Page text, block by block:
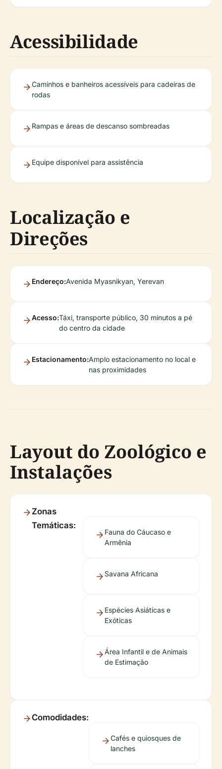
Acessibilidade
Caminhos e banheiros acessíveis para cadeiras de
rodas
Rampas e áreas de descanso sombreadas
Equipe disponível para assistência
Localização e
Direções
Endereço:Avenida Myasnikyan, Yerevan
Acesso:Táxi, transporte público, 30 minutos a pé
do centro da cidade
Estacionamento:Amplo estacionamento no local e
nas proximidades
Layout do Zoológico e
Instalações
Zonas
Temáticas:
Fauna do Cáucaso e
Armênia
Savana Africana
Espécies Asiáticas e
Exóticas
Área Infantil e de Animais
de Estimação
Comodidades:
Cafés e quiosques de
lanches